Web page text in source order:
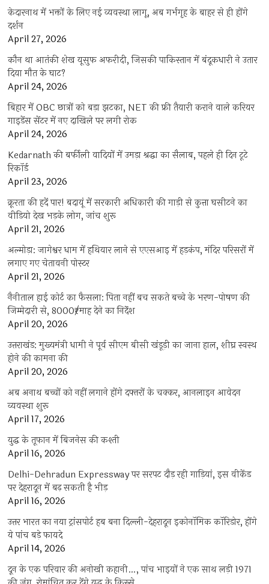
केदारनाथ में भक्तों के लिए नई व्यवस्था लागू, अब गर्भगृह के बाहर से ही होंगे
दर्शन
April 27, 2026
कौन था आतंकी शेख यूसुफ अफरीदी, जिसकी पाकिस्तान में बंदूकधारी ने उतार
दिया मौत के घाट?
April 24, 2026
बिहार में OBC छात्रों को बड़ा झटका, NET की फ्री तैयारी कराने वाले करियर
गाइडेंस सेंटर में नए दाखिले पर लगी रोक
April 24, 2026
Kedarnath की बर्फीली वादियों में उमड़ा श्रद्धा का सैलाब, पहले ही दिन टूटे
रिकॉर्ड
April 23, 2026
क्रूरता की हदें पार! बदायूं में सरकारी अधिकारी की गाड़ी से कुत्ता घसीटने का
वीडियो देख भड़के लोग, जांच शुरू
April 21, 2026
अल्मोड़ा: जागेश्वर धाम में हथियार लाने से एएसआइ में हड़कंप, मंदिर परिसरों में
लगाए गए चेतावनी पोस्टर
April 21, 2026
नैनीताल हाई कोर्ट का फैसला: पिता नहीं बच सकते बच्चे के भरण-पोषण की
जिम्मेदारी से, 8000₹/माह देने का निर्देश
April 20, 2026
उत्तराखंड: मुख्यमंत्री धामी ने पूर्व सीएम बीसी खंडूड़ी का जाना हाल, शीघ्र स्वस्थ
होने की कामना की
April 20, 2026
अब अनाथ बच्चों को नहीं लगाने होंगे दफ्तरों के चक्कर, आनलाइन आवेदन
व्यवस्था शुरू
April 17, 2026
युद्ध के तूफान में बिजनेस की कश्ती
April 16, 2026
Delhi-Dehradun Expressway पर सरपट दौड़ रही गाड़ियां, इस वीकेंड
पर देहरादून में बढ़ सकती है भीड़
April 16, 2026
उत्तर भारत का नया ट्रांसपोर्ट हब बना दिल्ली-देहरादून इकोनॉमिक कॉरिडोर, होंगे
ये पांच बड़े फायदे
April 14, 2026
दून के एक परिवार की अनोखी कहानी…, पांच भाइयों ने एक साथ लड़ी 1971